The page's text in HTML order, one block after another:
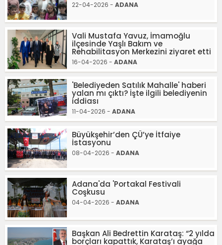
22-04-2026 - ADANA
Vali Mustafa Yavuz, İmamoğlu
ilçesinde Yaşlı Bakım ve
Rehabilitasyon Merkezini ziyaret etti
16-04-2026 - ADANA
'Belediyeden Satılık Mahalle' haberi
yalan mı çıktı? İşte ilgili belediyenin
iddiası
11-04-2026 - ADANA
Büyükşehir’den ÇÜ’ye İtfaiye
İstasyonu
08-04-2026 - ADANA
Adana'da 'Portakal Festivali
Coşkusu
04-04-2026 - ADANA
Başkan Ali Bedrettin Karataş: “2 yılda
borçları kapattık, Karataş’ı ayağa